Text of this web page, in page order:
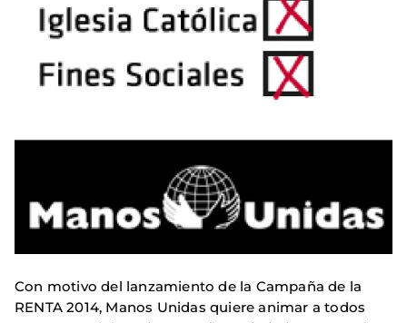
Con motivo del lanzamiento de la Campaña de la
RENTA 2014, Manos Unidas quiere animar a todos